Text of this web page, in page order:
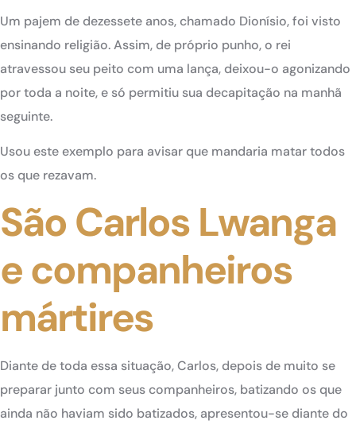
Um pajem de dezessete anos, chamado Dionísio, foi visto
ensinando religião. Assim, de próprio punho, o rei
atravessou seu peito com uma lança, deixou-o agonizando
por toda a noite, e só permitiu sua decapitação na manhã
seguinte.
Usou este exemplo para avisar que mandaria matar todos
os que rezavam.
São Carlos Lwanga
e companheiros
mártires
Diante de toda essa situação, Carlos, depois de muito se
preparar junto com seus companheiros, batizando os que
ainda não haviam sido batizados, apresentou-se diante do